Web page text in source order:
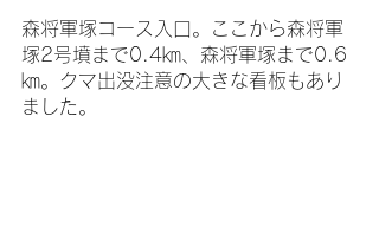
森将軍塚コース入口。ここから森将軍
塚2号墳まで0.4㎞、森将軍塚まで0.6
㎞。クマ出没注意の大きな看板もあり
ました。